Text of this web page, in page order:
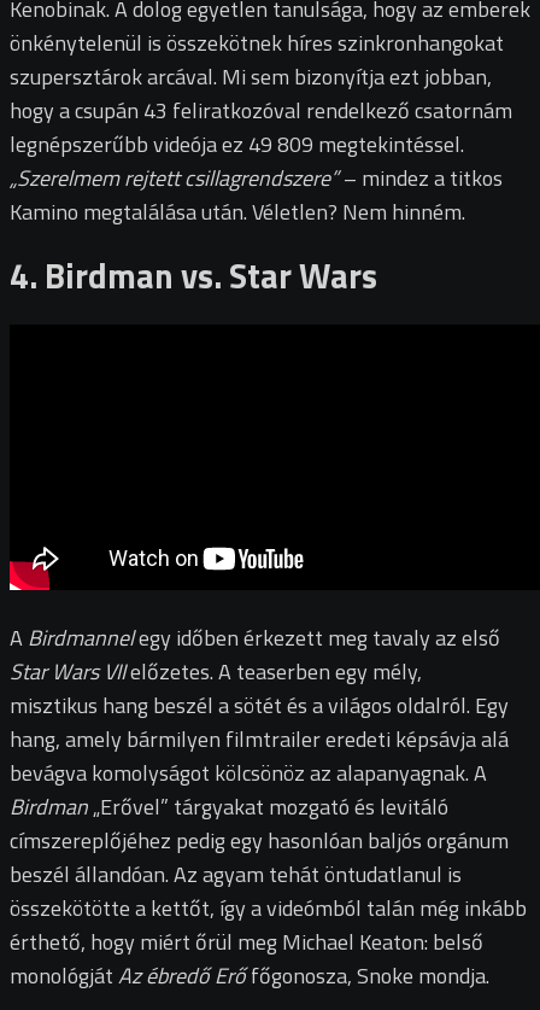
Kenobinak. A dolog egyetlen tanulsága, hogy az emberek
önkénytelenül is összekötnek híres szinkronhangokat
szupersztárok arcával. Mi sem bizonyítja ezt jobban,
hogy a csupán 43 feliratkozóval rendelkező csatornám
legnépszerűbb videója ez 49 809 megtekintéssel.
„Szerelmem rejtett csillagrendszere”– mindez a titkos
Kamino megtalálása után. Véletlen? Nem hinném.
4. Birdman vs. Star Wars
ABirdmannelegy időben érkezett meg tavaly az első
Star Wars VIIelőzetes. A teaserben egy mély,
misztikus hang beszél a sötét és a világos oldalról. Egy
hang, amely bármilyen filmtrailer eredeti képsávja alá
bevágva komolyságot kölcsönöz az alapanyagnak. A
Birdman„Erővel” tárgyakat mozgató és levitáló
címszereplőjéhez pedig egy hasonlóan baljós orgánum
beszél állandóan. Az agyam tehát öntudatlanul is
összekötötte a kettőt, így a videómból talán még inkább
érthető, hogy miért őrül meg Michael Keaton: belső
monológjátAz ébredő Erőfőgonosza, Snoke mondja.